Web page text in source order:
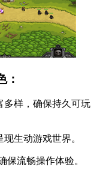
：
多样，确保持久可玩
生动游戏世界。
保流畅操作体验。